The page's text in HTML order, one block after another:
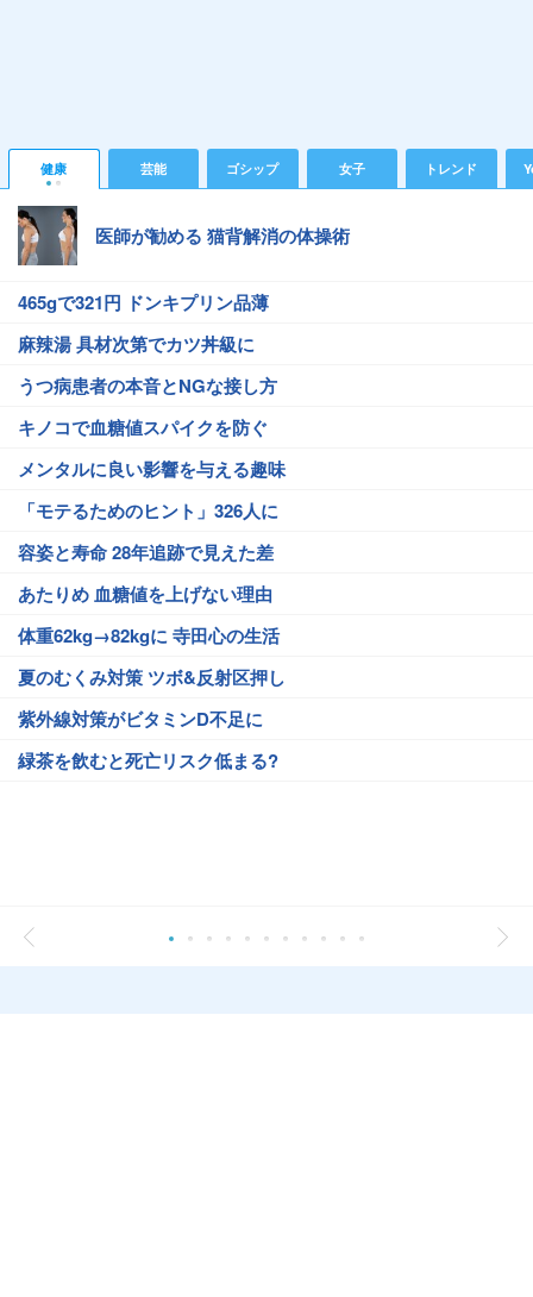
健康 芸能 ゴシップ 女子 トレンド
医師が勧める 猫背解消の体操術
465gで321円 ドンキプリン品薄
麻辣湯 具材次第でカツ丼級に
うつ病患者の本音とNGな接し方
キノコで血糖値スパイクを防ぐ
メンタルに良い影響を与える趣味
「モテるためのヒント」326人に
容姿と寿命 28年追跡で見えた差
あたりめ 血糖値を上げない理由
体重62kg→82kgに 寺田心の生活
夏のむくみ対策 ツボ&反射区押し
紫外線対策がビタミンD不足に
緑茶を飲むと死亡リスク低まる?